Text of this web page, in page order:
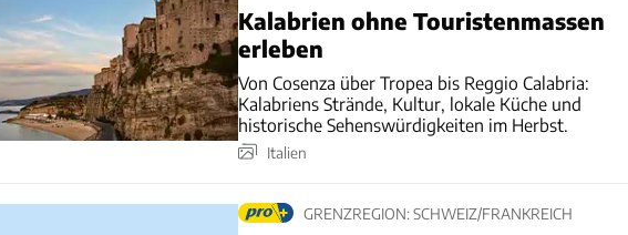
Kalabrien ohne Touristenmassen
erleben
Von Cosenza über Tropea bis Reggio Calabria:
Kalabriens Strände, Kultur, lokale Küche und
historische Sehenswürdigkeiten im Herbst.
Italien
GRENZREGION: SCHWEIZ/FRANKREICH